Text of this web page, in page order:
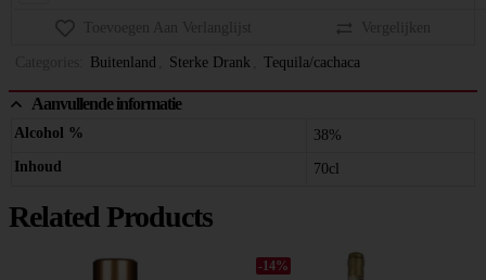
Toevoegen Aan Verlanglijst Vergelijken
Buitenland Sterke Drank Tequila/cachaca
Aanvullende informatie
Alcohol %
38%
Inhoud
70cl
Related Products
-14%